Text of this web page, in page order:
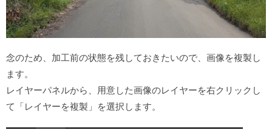
念のため、加工前の状態を残しておきたいので、画像を複製し
ます。
レイヤーパネルから、用意した画像のレイヤーを右クリックし
て「レイヤーを複製」を選択します。